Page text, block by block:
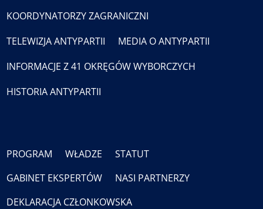
KOORDYNATORZY ZAGRANICZNI
TELEWIZJA ANTYPARTII
MEDIA O ANTYPARTII
INFORMACJE Z 41 OKRĘGÓW WYBORCZYCH
HISTORIA ANTYPARTII
PROGRAM WŁADZE
STATUT
GABINET EKSPERTÓW
NASI PARTNERZY
DEKLARACJA CZŁONKOWSKA